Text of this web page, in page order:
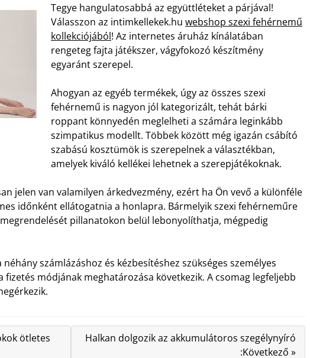
Tegye hangulatosabbá az együttléteket a párjával!
Válasszon az intimkellekek.hu webshop szexi fehérnemű
kollekciójából! Az internetes áruház kínálatában
rengeteg fajta játékszer, vágyfokozó készítmény
egyaránt szerepel.
Ahogyan az egyéb termékek, úgy az összes szexi
fehérnemű is nagyon jól kategorizált, tehát bárki
roppant könnyedén meglelheti a számára leginkább
szimpatikus modellt. Többek között még igazán csábító
szabású kosztümök is szerepelnek a választékban,
amelyek kiváló kellékei lehetnek a szerepjátékoknak.
jelen van valamilyen árkedvezmény, ezért ha Ön vevő a különféle
időnként ellátogatnia a honlapra. Bármelyik szexi fehérneműre
megrendelését pillanatokon belül lebonyolíthatja, mégpedig
számlázáshoz és kézbesítéshez szükséges személyes
fizetés módjának meghatározása következik. A csomag legfeljebb
ötletes
Halkan dolgozik az akkumulátoros szegélynyíró
:Következő »